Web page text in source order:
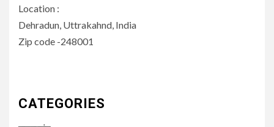
Location :
Dehradun, Uttrakahnd, India
Zip code -248001
CATEGORIES